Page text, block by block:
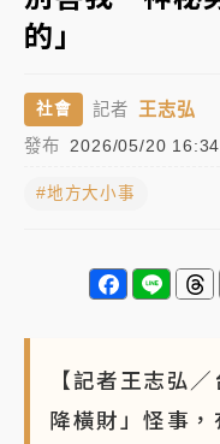
中信慈善基金會想增
駁 理由曝光
故宮《龍藏經》特
周六起展出延長至晚
押庭
雨熱區曝
的」
社會 記者 王志弘
發布 2026/05/20 16:34
#地方大小事
【記者王志弘
降橫財」怪事